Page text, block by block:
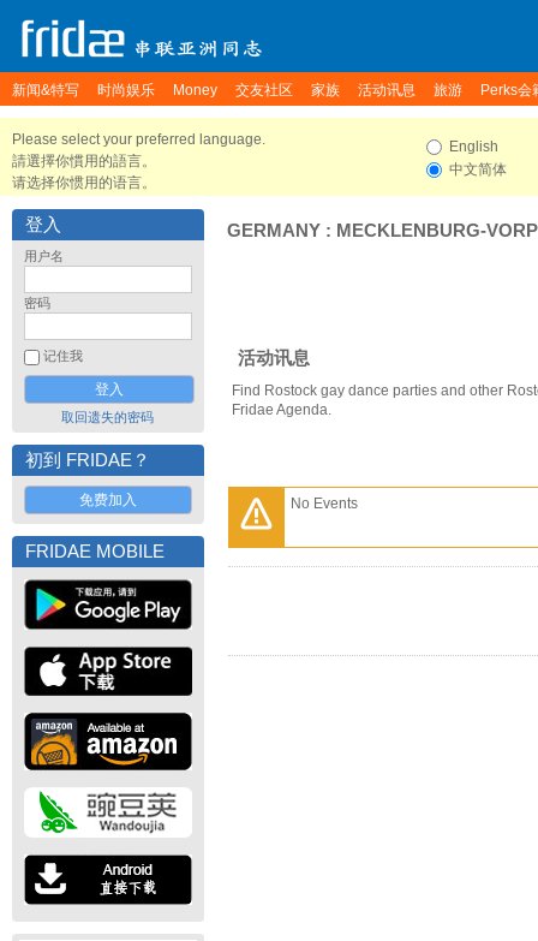
新闻&特写 时尚娱乐 Money 交友社区 家族 活动讯息 旅游 Perks会
Please select your preferred language.
請選擇你慣用的語言。
请选择你惯用的语言。
English
中文简体
登入
用户名
密码
记住我
取回遗失的密码
初到 FRIDAE？
免费加入
FRIDAE MOBILE
GERMANY : MECKLENBURG-
活动讯息
Find Rostock gay dance parties and other
Fridae Agenda.
No Events